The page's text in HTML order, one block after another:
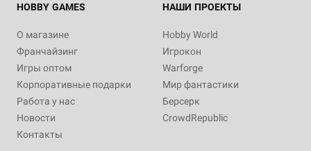
HOBBY GAMES
О магазине
Франчайзинг
Игры оптом
Корпоративные подарки
Работа у нас
Новости
Контакты
НАШИ ПРОЕКТЫ
Hobby World
Игрокон
Warforge
Мир фантастики
Берсерк
CrowdRepublic